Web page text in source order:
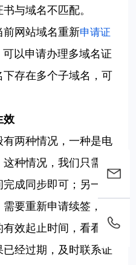
与域名不匹配。
网站域名重新申请证
以申请办理多域名证
存在多个子域名，可
效
两种情况，一种是电
种情况，我们只需要
成同步即可；另一种
要重新申请续签，这
效起止时间，看看证
经过期，及时联系证